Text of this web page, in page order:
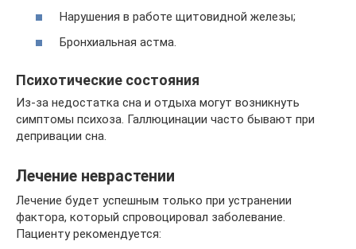
Нарушения в работе щитовидной железы;
Бронхиальная астма.
Психотические состояния
Из-за недостатка сна и отдыха могут возникнуть
симптомы психоза. Галлюцинации часто бывают при
депривации сна.
Лечение неврастении
Лечение будет успешным только при устранении
фактора, который спровоцировал заболевание.
Пациенту рекомендуется: